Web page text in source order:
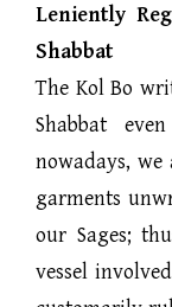
Leniently
Shabbat
The Kol Bo
Shabbat
nowadays, we
garments
our Sages;
vessel